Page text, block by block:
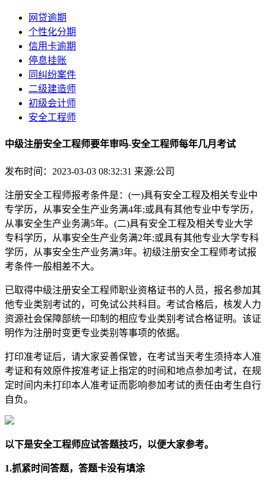
网贷逾期
个性化分期
信用卡逾期
停息挂账
同纠纷案件
二级建造师
初级会计师
安全工程师
中级注册安全工程师要年审吗-安全工程师每年几月考试
发布时间：2023-03-03 08:32:31 来源:公司
注册安全工程师报考条件是：(一)具有安全工程及相关专业中
专学历，从事安全生产业务满4年;或具有其他专业中专学历，
从事安全生产业务满5年。(二)具有安全工程及相关专业大学
专科学历，从事安全生产业务满2年;或具有其他专业大学专科
学历，从事安全生产业务满3年。初级注册安全工程师考试报
考条件一般相差不大。
已取得中级注册安全工程师职业资格证书的人员，报名参加其
他专业类别考试的，可免试公共科目。考试合格后，核发人力
资源社会保障部统一印制的相应专业类别考试合格证明。该证
明作为注册时变更专业类别等事项的依据。
打印准考证后，请大家妥善保管，在考试当天考生须持本人准
考证和有效原件按准考证上指定的时间和地点参加考试，在规
定时间内未打印本人准考证而影响参加考试的责任由考生自行
自负。
以下是安全工程师应试答题技巧，以便大家参考。
1.抓紧时间答题，答题卡没有填涂